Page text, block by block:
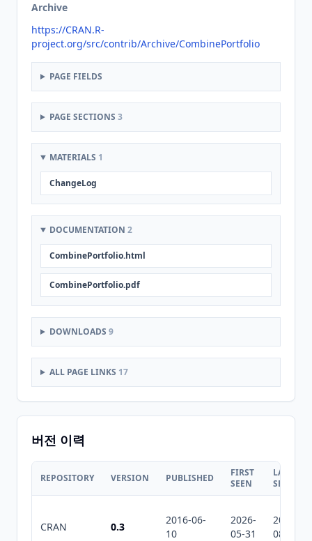
Archive
https://CRAN.R-
project.org/src/contrib/Archive/CombinePortfolio
PAGE FIELDS
PAGE SECTIONS 3
MATERIALS 1
ChangeLog
DOCUMENTATION 2
CombinePortfolio.html
CombinePortfolio.pdf
DOWNLOADS 9
ALL PAGE LINKS 17
버전 이력
REPOSITORY VERSION PUBLISHED
FIRST
SEEN
LAST
SEEN
CRAN 0.3
2016-06-
10
2026-
05-31
2026-
08-02